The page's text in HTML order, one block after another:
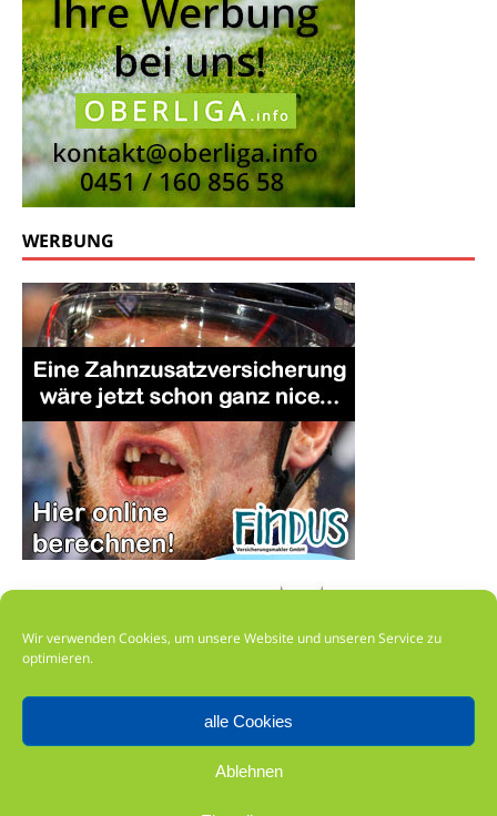
Wir verwenden Cookies, um unsere Website und unseren Service zu
optimieren.
alle Cookies
Ablehnen
WERBUNG